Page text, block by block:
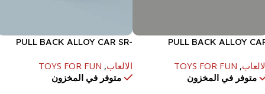
PULL BACK ALLOY
,
TOYS FOR FUN
متوفر في المخزون
PULL BACK ALLOY CAR SR-
الالعاب,
TOYS FOR FUN
متوفر في المخزون